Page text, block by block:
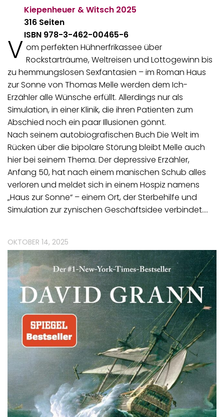
Kiepenheuer & Witsch 2025
316 Seiten
ISBN 978-3-462-00465-6
V om perfekten Hühnerfrikassee über
Rockstarträume, Weltreisen und Lottogewinn bis
zu hemmungslosen Sexfantasien – im Roman Haus
zur Sonne von Thomas Melle werden dem Ich-
Erzähler alle Wünsche erfüllt. Allerdings nur als
Simulation, in einer Klinik, die ihren Patienten zum
Abschied noch ein paar Illusionen gönnt.
Nach seinem autobiografischen Buch Die Welt im
Rücken über die bipolare Störung bleibt Melle auch
hier bei seinem Thema. Der depressive Erzähler,
Anfang 50, hat nach einem manischen Schub alles
verloren und meldet sich in einem Hospiz namens
„Haus zur Sonne“ – einem Ort, der Sterbehilfe und
Simulation zur zynischen Geschäftsidee verbindet.…
OKTOBER 14, 2025